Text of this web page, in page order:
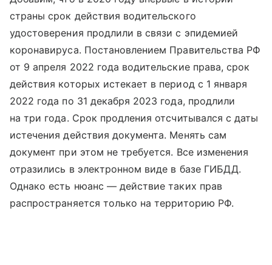
страны срок действия водительского
удостоверения продлили в связи с эпидемией
коронавируса. Постановлением Правительства РФ
от 9 апреля 2022 года водительские права, срок
действия которых истекает в период с 1 января
2022 года по 31 декабря 2023 года, продлили
на три года. Срок продления отсчитывался с даты
истечения действия документа. Менять сам
документ при этом не требуется. Все изменения
отразились в электронном виде в базе ГИБДД.
Однако есть нюанс — действие таких прав
распространяется только на территорию РФ.